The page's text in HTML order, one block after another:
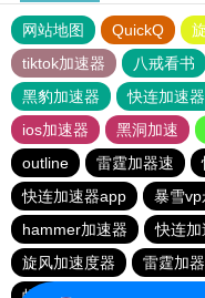
网站地图 QuickQ
tiktok加速器
八戒看书
黑豹加速器
快连加速
ios加速器
黑洞加速
outline
雷霆加器速
快连加速器app
暴雪vp
hammer加速器
快连
旋风加速度器
雷霆加